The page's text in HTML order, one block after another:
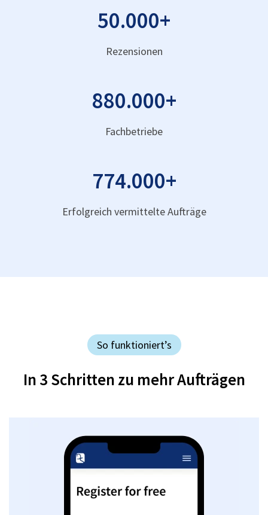
50.000+
Rezensionen
880.000+
Fachbetriebe
774.000+
Erfolgreich vermittelte Aufträge
So funktioniert’s
In 3 Schritten zu mehr Aufträgen